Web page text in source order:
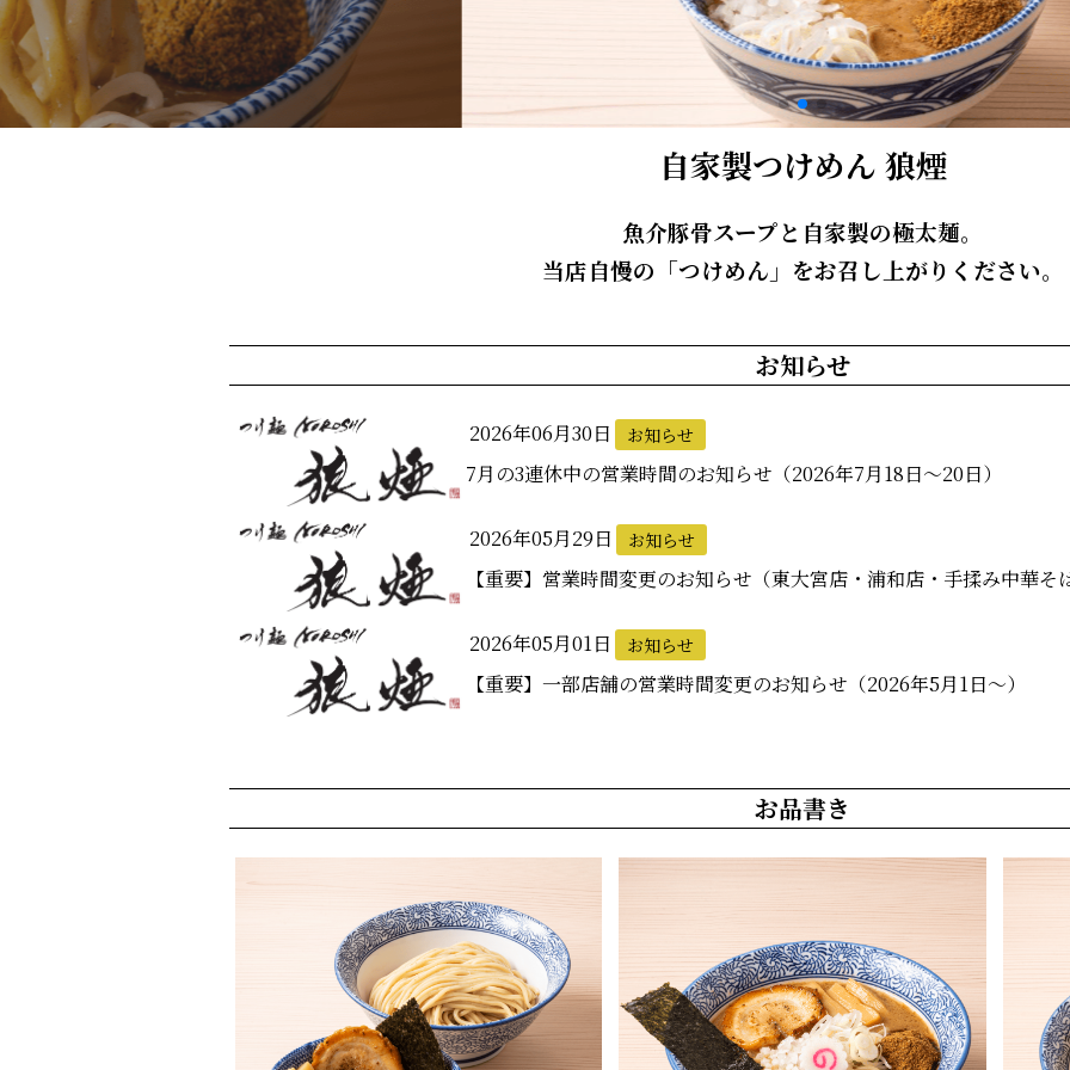
自家製つけめん 狼煙
魚介豚骨スープと自家製の極太麺。
当店自慢の「つけめん」をお召し上がりください。
お知らせ
2026年06月30日 お知らせ
7月の3連休中の営業時間のお知らせ（2026年7月18日～20日）
2026年05月29日 お知らせ
【重要】営業時間変更のお知らせ（東大宮店・浦和店・手揉み中華そ
2026年05月01日 お知らせ
【重要】一部店舗の営業時間変更のお知らせ（2026年5月1日～）
お品書き